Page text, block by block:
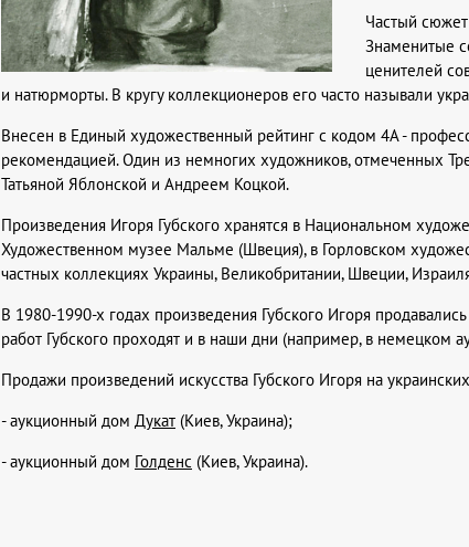
Частый сюжет
Знаменитые
ценителей
и натюрморты. В кругу коллекционеров его часто называли
Внесен в Единый художественный рейтинг с кодом 4А -
рекомендацией. Один из немногих художников, отмеченных
Татьяной Яблонской и Андреем Коцкой.
Произведения Игоря Губского хранятся в Национальном
Художественном музее Мальме (Швеция), в Горловском
частных коллекциях Украины, Великобритании, Швеции,
В 1980-1990-х годах произведения Губского Игоря
работ Губского проходят и в наши дни (например, в немецком
Продажи произведений искусства Губского Игоря на
- аукционный дом Дукат (Киев, Украина);
- аукционный дом Голденс (Киев, Украина).